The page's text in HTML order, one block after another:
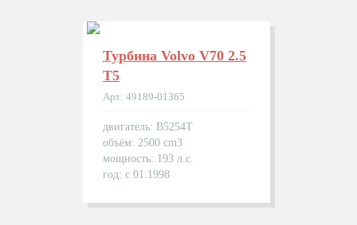
Турбина Volvo V70 2.5
T5
Арт: 49189-01365
двигатель: B5254T
объём: 2500 cm3
мощность: 193 л.с.
год: с 01.1998